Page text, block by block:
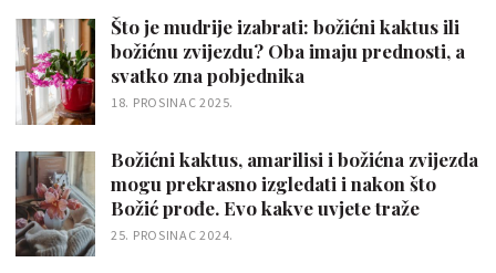
Što je mudrije izabrati: božićni kaktus ili
božićnu zvijezdu? Oba imaju prednosti, a
svatko zna pobjednika
18. PROSINAC 2025.
Božićni kaktus, amarilisi i božićna zvijezda
mogu prekrasno izgledati i nakon što
Božić prođe. Evo kakve uvjete traže
25. PROSINAC 2024.